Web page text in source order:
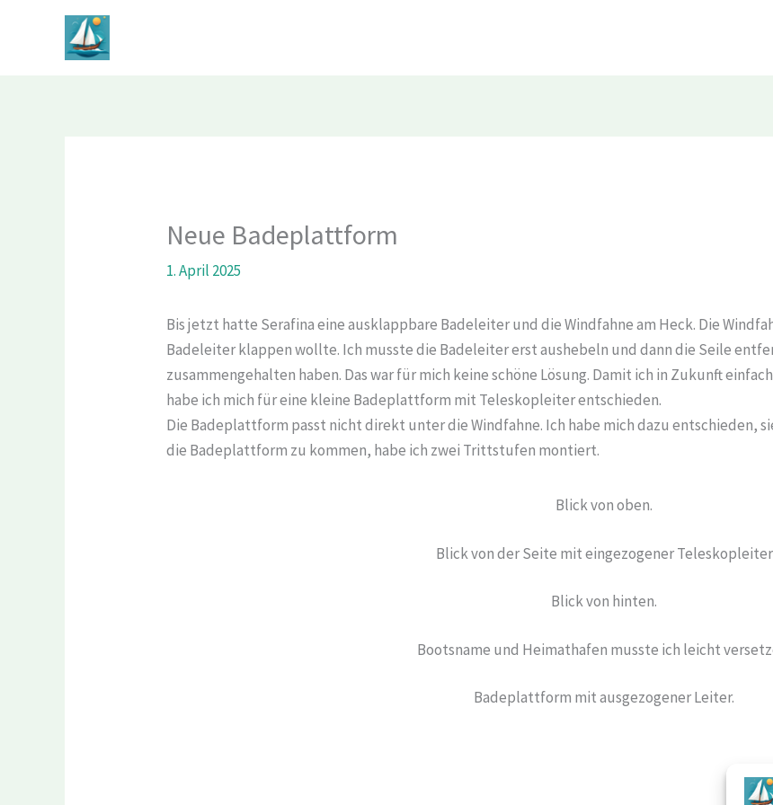
Neue Badeplattform
1. April 2025
Bis jetzt hatte Serafina eine ausklappbare Badeleiter und die Windfahne am Heck. Die
Badeleiter klappen wollte. Ich musste die Badeleiter erst aushebeln und dann die Seile
zusammengehalten haben. Das war für mich keine schöne Lösung. Damit ich in Zukunft
habe ich mich für eine kleine Badeplattform mit Teleskopleiter entschieden.
Die Badeplattform passt nicht direkt unter die Windfahne. Ich habe mich dazu entschieden,
die Badeplattform zu kommen, habe ich zwei Trittstufen montiert.
Blick von oben.
Blick von der Seite mit eingezogener Teleskopleiter
Blick von hinten.
Bootsname und Heimathafen musste ich leicht
Badeplattform mit ausgezogener Leiter.